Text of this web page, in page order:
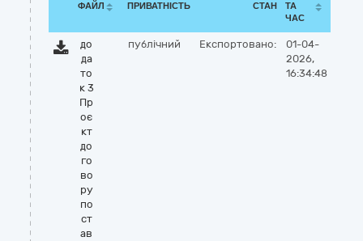
ФАЙЛ ПРИВАТНІСТЬ СТАН
ТА
ЧАС
до
да
то
к 3
Пр
оє
кт
до
го
во
ру
по
ст
ав
публічний Експортовано:
01-04-
2026,
16:34:48